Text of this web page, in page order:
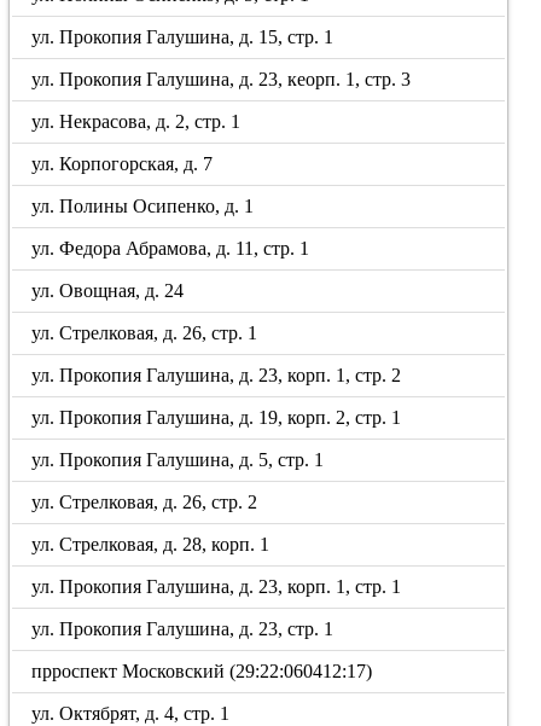
ул. Прокопия Галушина, д. 15, стр. 1
ул. Прокопия Галушина, д. 23, кеорп. 1, стр. 3
ул. Некрасова, д. 2, стр. 1
ул. Корпогорская, д. 7
ул. Полины Осипенко, д. 1
ул. Федора Абрамова, д. 11, стр. 1
ул. Овощная, д. 24
ул. Стрелковая, д. 26, стр. 1
ул. Прокопия Галушина, д. 23, корп. 1, стр. 2
ул. Прокопия Галушина, д. 19, корп. 2, стр. 1
ул. Прокопия Галушина, д. 5, стр. 1
ул. Стрелковая, д. 26, стр. 2
ул. Стрелковая, д. 28, корп. 1
ул. Прокопия Галушина, д. 23, корп. 1, стр. 1
ул. Прокопия Галушина, д. 23, стр. 1
прроспект Московский (29:22:060412:17)
ул. Октябрят, д. 4, стр. 1